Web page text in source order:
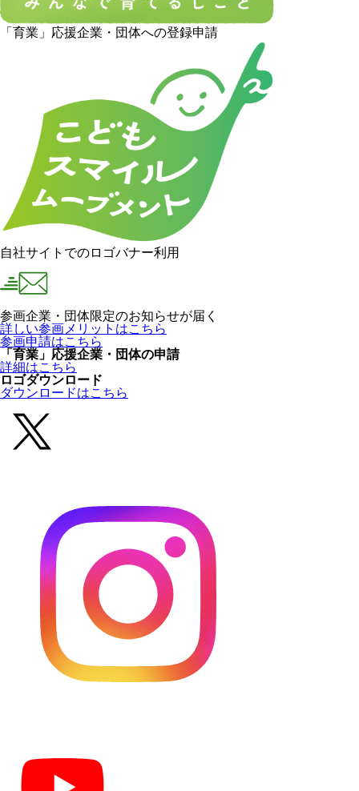
「育業」応援企業・団体への登録申請
自社サイトでのロゴバナー利用
参画企業・団体限定のお知らせが届く
詳しい参画メリットはこちら
参画申請はこちら
「育業」応援企業・団体の申請
詳細はこちら
ロゴダウンロード
ダウンロードはこちら